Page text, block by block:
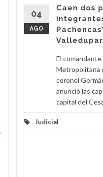
04
AGO
Caen dos
Valledupar
El comandante
Metropolitana
coronel
anunció las
capital del
Judicial